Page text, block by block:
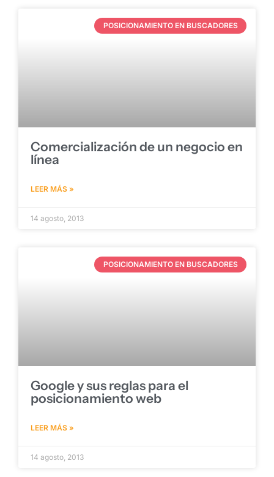
POSICIONAMIENTO EN BUSCADORES
Comercialización de un negocio en
línea
LEER MÁS »
14 agosto, 2013
POSICIONAMIENTO EN BUSCADORES
Google y sus reglas para el
posicionamiento web
LEER MÁS »
14 agosto, 2013